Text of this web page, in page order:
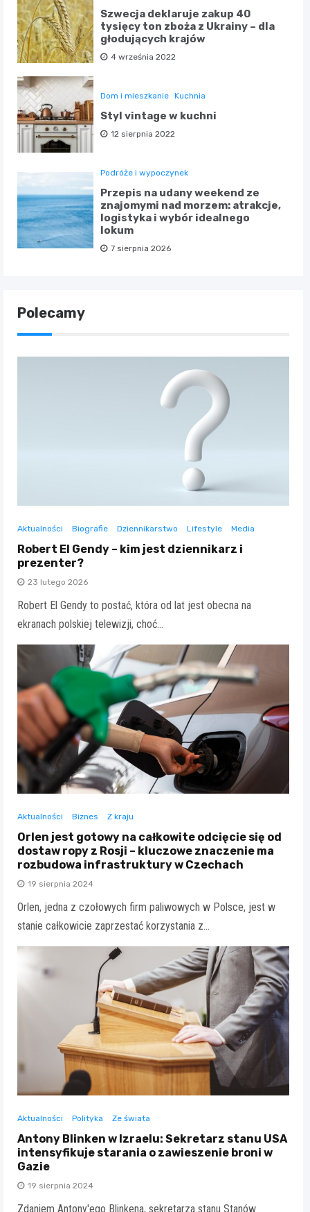
Szwecja deklaruje zakup 40
tysięcy ton zboża z Ukrainy – dla
głodujących krajów
4 września 2022
Dom i mieszkanie Kuchnia
Styl vintage w kuchni
12 sierpnia 2022
Podróże i wypoczynek
Przepis na udany weekend ze
znajomymi nad morzem: atrakcje,
logistyka i wybór idealnego
lokum
7 sierpnia 2026
Polecamy
Aktualności Biografie Dziennikarstwo Lifestyle Media
Robert El Gendy – kim jest dziennikarz i
prezenter?
23 lutego 2026
Robert El Gendy to postać, która od lat jest obecna na
ekranach polskiej telewizji, choć…
Aktualności Biznes Z kraju
Orlen jest gotowy na całkowite odcięcie się od
dostaw ropy z Rosji – kluczowe znaczenie ma
rozbudowa infrastruktury w Czechach
19 sierpnia 2024
Orlen, jedna z czołowych firm paliwowych w Polsce, jest w
stanie całkowicie zaprzestać korzystania z…
Aktualności Polityka Ze świata
Antony Blinken w Izraelu: Sekretarz stanu USA
intensyfikuje starania o zawieszenie broni w
Gazie
19 sierpnia 2024
Zdaniem Antony'ego Blinkena, sekretarza stanu Stanów